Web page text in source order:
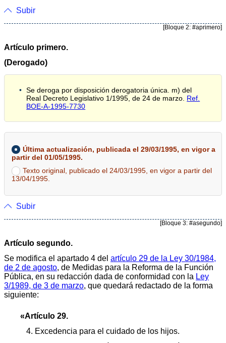
Subir
[Bloque 2: #aprimero]
Artículo primero.
(Derogado)
Se deroga por disposición derogatoria única. m) del
Real Decreto Legislativo 1/1995, de 24 de marzo. Ref.
BOE-A-1995-7730
Última actualización, publicada el 29/03/1995, en vigor a
partir del 01/05/1995.
Texto original, publicado el 24/03/1995, en vigor a partir del
13/04/1995.
Subir
[Bloque 3: #asegundo]
Artículo segundo.
Se modifica el apartado 4 del artículo 29 de la Ley 30/1984,
de 2 de agosto, de Medidas para la Reforma de la Función
Pública, en su redacción dada de conformidad con la Ley
3/1989, de 3 de marzo, que quedará redactado de la forma
siguiente:
«Artículo 29.
4. Excedencia para el cuidado de los hijos.